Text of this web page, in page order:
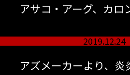
アサコ・アーグ、カ
2019.12.24
アズメーカーより、